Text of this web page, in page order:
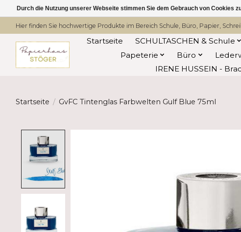
Hier finden Sie hochwertige Produkte im Bereich Schule, Büro, Papier,
Startseite SCHULTASCHEN & Schule
Papeterie
Büro
IRENE HUSSEIN -
Startseite / GvFC Tintenglas Farbwelten Gulf Blue 75ml
Durch die Nutzung unserer Webseite stimmen Sie dem Gebrauch von Cookies